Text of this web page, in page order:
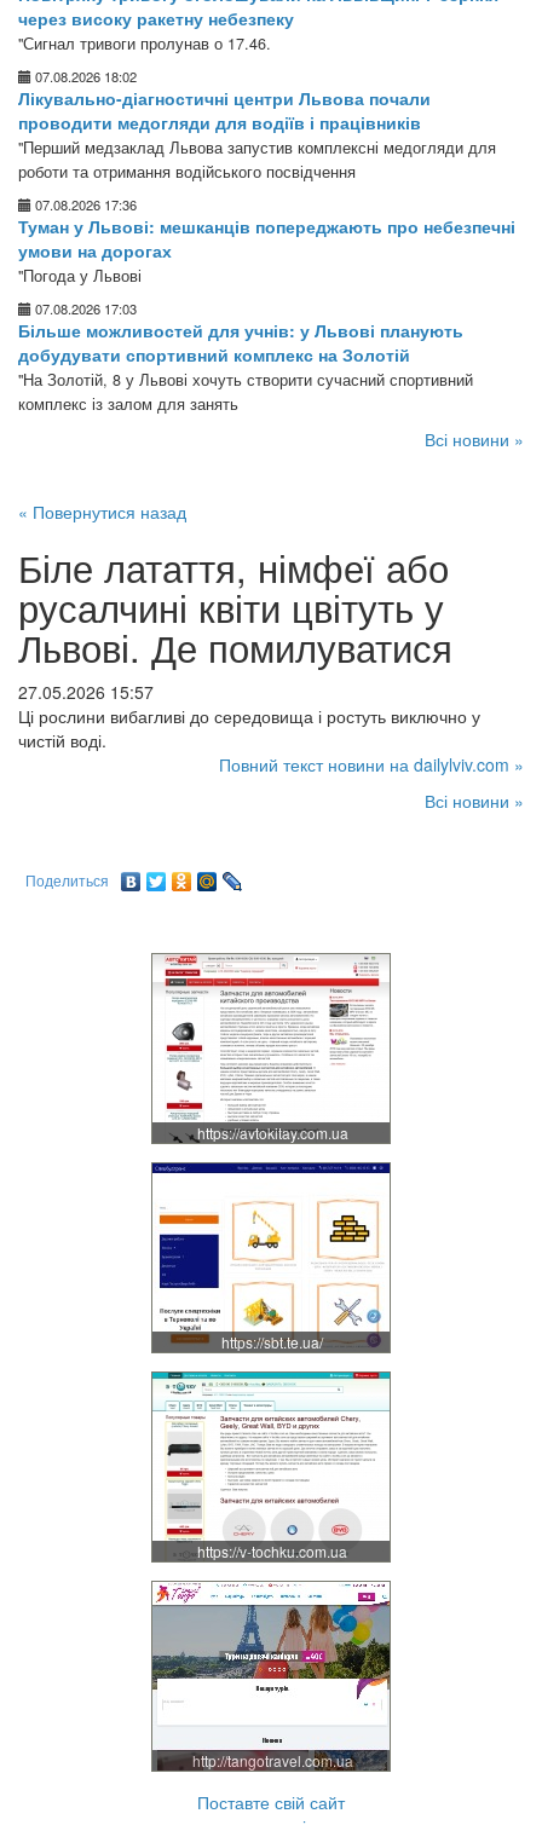
через високу ракетну небезпеку
"Сигнал тривоги пролунав о 17.46.
07.08.2026 18:02
Лікувально-діагностичні центри Львова почали
проводити медогляди для водіїв і працівників
"Перший медзаклад Львова запустив комплексні медогляди для
роботи та отримання водійського посвідчення
07.08.2026 17:36
Туман у Львові: мешканців попереджають про небезпечні
умови на дорогах
"Погода у Львові
07.08.2026 17:03
Більше можливостей для учнів: у Львові планують
добудувати спортивний комплекс на Золотій
"На Золотій, 8 у Львові хочуть створити сучасний спортивний
комплекс із залом для занять
Всі новини »
« Повернутися назад
Біле латаття, німфеї або
русалчині квіти цвітуть у
Львові. Де помилуватися
27.05.2026 15:57
Ці рослини вибагливі до середовища і ростуть виключно у
чистій воді.
Повний текст новини на dailylviv.com »
Всі новини »
Поделиться
https://avtokitay.com.ua
https://sbt.te.ua/
https://v-tochku.com.ua
http://tangotravel.com.ua
Поставте свій сайт